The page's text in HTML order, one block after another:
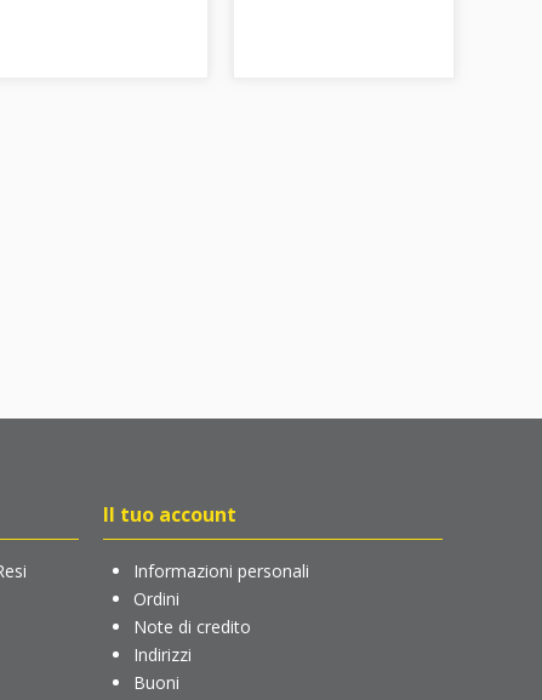
Il tuo account
Informazioni personali
Ordini
Note di credito
Indirizzi
Buoni